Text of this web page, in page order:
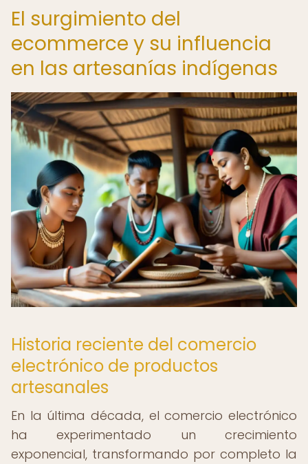
El surgimiento del
ecommerce y su influencia
en las artesanías indígenas
Historia reciente del comercio
electrónico de productos
artesanales
En la última década, el comercio electrónico
ha experimentado un crecimiento
exponencial, transformando por completo la